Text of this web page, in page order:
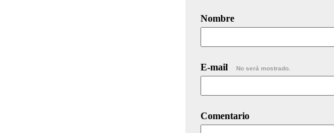
Nombre
E-mail No será mostrado.
Comentario